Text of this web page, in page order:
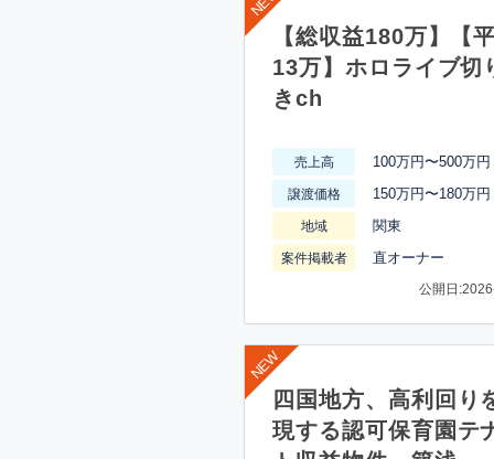
【総収益180万】【
13万】ホロライブ切
きch
売上高 100万円〜500万円
譲渡価格 150万円〜180万円
地域 関東
案件掲載者 直オーナー
公開日
四国地方、高利回り
現する認可保育園テ